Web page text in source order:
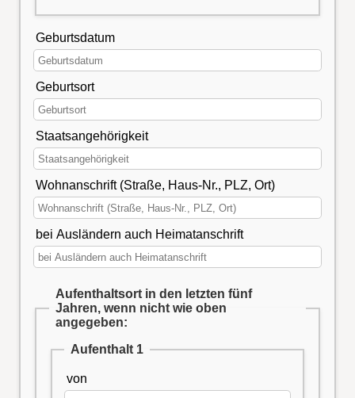
Geburtsdatum
Geburtsort
Staatsangehörigkeit
Wohnanschrift (Straße, Haus-Nr., PLZ, Ort)
bei Ausländern auch Heimatanschrift
Aufenthaltsort in den letzten fünf
Jahren, wenn nicht wie oben
angegeben:
Aufenthalt 1
von